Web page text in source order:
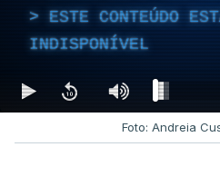
ESTE CONTEÚDO
INDISPONÍVEL
Foto: Andreia